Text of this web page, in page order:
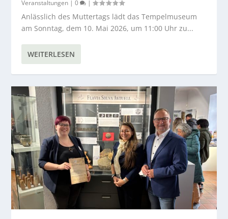
Veranstaltungen |0 |
Anlässlich des Muttertags lädt das Tempelmuseum
am Sonntag, dem 10. Mai 2026, um 11:00 Uhr zu...
WEITERLESEN